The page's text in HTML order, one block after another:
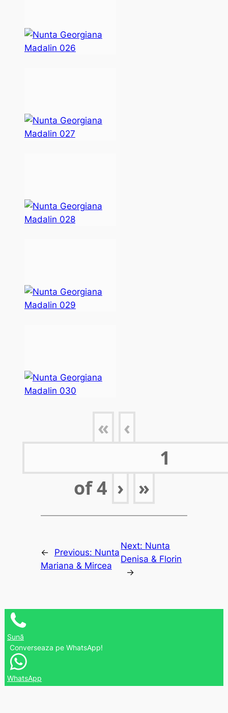
« ‹
of4 › »
← Previous: Nunta
Mariana & Mircea
Next: Nunta
Denisa & Florin
→
Sună
Converseaza pe WhatsApp!
WhatsApp